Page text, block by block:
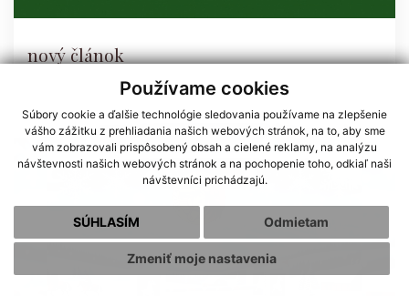
Používame cookies
Súbory cookie a ďalšie technológie sledovania používame na zlepšenie
vášho zážitku z prehliadania našich webových stránok, na to, aby sme
vám zobrazovali prispôsobený obsah a cielené reklamy, na analýzu
návštevnosti našich webových stránok a na pochopenie toho, odkiaľ naši
návštevníci prichádzajú.
SÚHLASÍM Odmietam
Zmeniť moje nastavenia
nový článok